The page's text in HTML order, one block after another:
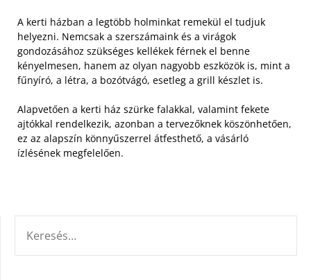
A kerti házban a legtöbb holminkat remekül el tudjuk
helyezni. Nemcsak a szerszámaink és a virágok
gondozásához szükséges kellékek férnek el benne
kényelmesen, hanem az olyan nagyobb eszközök is, mint a
fűnyíró, a létra, a bozótvágó, esetleg a grill készlet is.
Alapvetően a kerti ház szürke falakkal, valamint fekete
ajtókkal rendelkezik, azonban a tervezőknek köszönhetően,
ez az alapszín könnyűszerrel átfesthető, a vásárló
ízlésének megfelelően.